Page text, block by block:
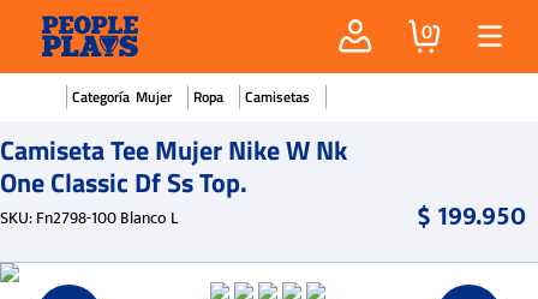
0
Mujer Ropa Camisetas
Camiseta Tee Mujer Nike W Nk
One Classic Df Ss Top.
SKU:Fn2798-100 Blanco L $199.950